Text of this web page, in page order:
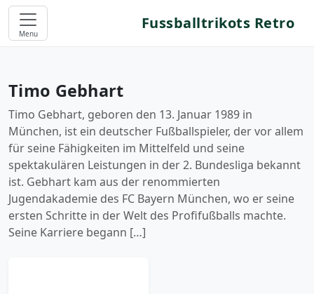
Menu
Fussballtrikots Retro
Timo Gebhart
Timo Gebhart, geboren den 13. Januar 1989 in
München, ist ein deutscher Fußballspieler, der vor allem
für seine Fähigkeiten im Mittelfeld und seine
spektakulären Leistungen in der 2. Bundesliga bekannt
ist. Gebhart kam aus der renommierten
Jugendakademie des FC Bayern München, wo er seine
ersten Schritte in der Welt des Profifußballs machte.
Seine Karriere begann […]